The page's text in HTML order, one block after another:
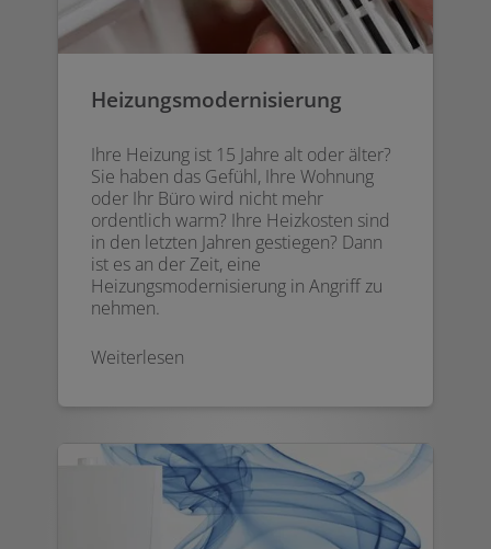
Heizungsmodernisierung
Ihre Heizung ist 15 Jahre alt oder älter?
Sie haben das Gefühl, Ihre Wohnung
oder Ihr Büro wird nicht mehr
ordentlich warm? Ihre Heizkosten sind
in den letzten Jahren gestiegen? Dann
ist es an der Zeit, eine
Heizungsmodernisierung in Angriff zu
nehmen.
Weiterlesen